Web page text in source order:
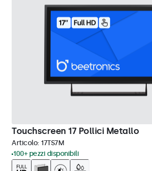
Touchscreen 17 Pollici Metallo
Articolo: 17TS7M
100+ pezzi disponibili